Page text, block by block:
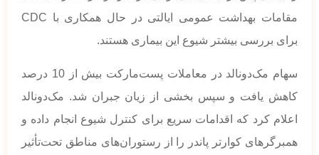
مقامات بهداشت عمومی ایالتی در حال همکاری با CDC
برای بررسی بیشتر شیوع این بیماری هستند.
سهام مک‌دونالد در معاملات پست‌مارکت بیش از 10 درصد
کاهش یافت و سپس بخشی از زیان جبران شد. مک‌دونالد
اعلام کرد که اقدامات سریع برای کنترل شیوع انجام داده و
همبرگرهای کوارتر پاندر را از رستوران‌های مناطق تحت‌تأثیر